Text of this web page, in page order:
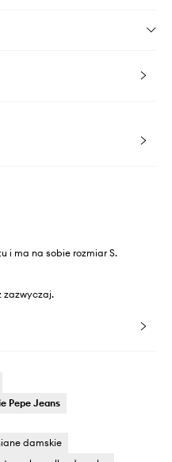
i ma na sobie rozmiar S.
zazwyczaj.
Pepe Jeans
damskie